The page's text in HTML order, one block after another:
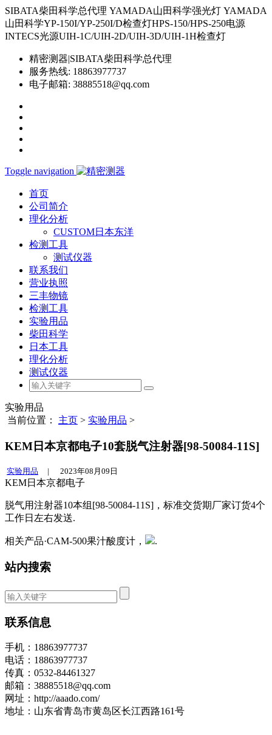
SIBATA柴田科学总代理 YAMADA山田科学强光灯 YAMADA
山田科学YP-150I/YP-250I/D检查灯HPS-150/HPS-250电源
INTECS光源UIH-1C/UIH-2D/UIH-3D/UIH-1H检查灯
精密测器|SIBATA柴田科学总代理
服务热线: 18863977737
电子邮箱: 38885518@qq.com
Toggle navigation
首页
公司简介
理化分析
CUSTOM日本东洋
检测工具
测试仪器
联系我们
营业执照
三丰物镜
检测工具
实验用品
柴田科学
日本工具
理化分析
测试仪器
实验用品
当前位置： 主页 > 实验用品 >
KEM日本京都电子10套脱气注射器[98-50084-11S]
实验用品 | 2023年08月09日
KEM日本京都电子
脱气用注射器10本组[98-50084-11S]，标准交货期厂家订货4个
工作日左右发送.
相关产品·CAM-500果汁酸度计， .
站内搜索
联系信息
手机：18863977737
电话：18863977737
传真：0532-84461327
邮箱：38885518@qq.com
网址：http://aaado.com/
地址：山东省青岛市黄岛区长江西路161号